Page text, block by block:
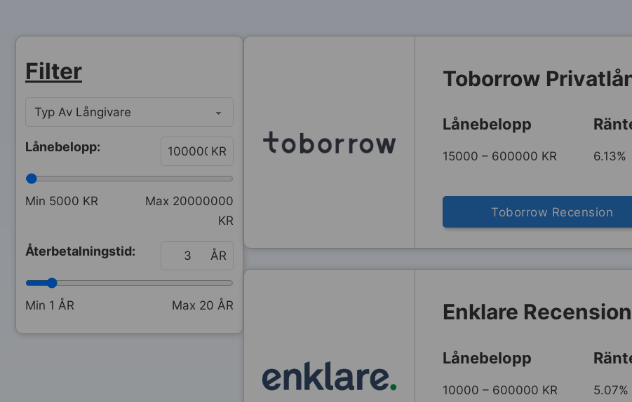
Filter
Lånebelopp: KR
Min 5000 KR Max 20000000
KR
Återbetalningstid: ÅR
Min 1 ÅR Max 20 ÅR
Toborrow
Lånebelopp
15000 – 600000 KR
Toborrow Recension
Enklare
Lånebelopp
10000 – 600000 KR